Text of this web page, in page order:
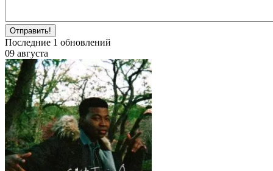
Отправить!
Последние 1 обновлений
09 августа